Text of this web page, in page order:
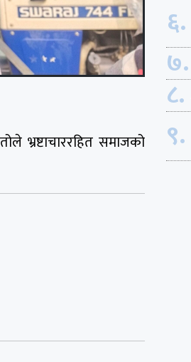
भ्रष्टाचाररहित समाजको
६.
७.
८.
९.